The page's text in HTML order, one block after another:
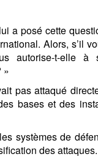
a posé cette
Alors, s’il
autorise-t-elle à
»
pas attaqué
bases et des
systèmes de
des attaques.